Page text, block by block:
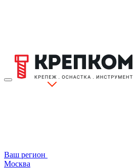
Ваш регион
Москва